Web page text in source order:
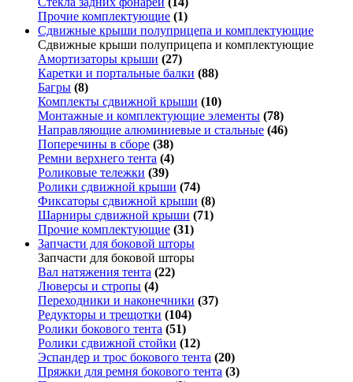
Прочие комплектующие (1)
Сдвижные крыши полуприцепа и комплектующие
Сдвижные крыши полуприцепа и комплектующие
Амортизаторы крыши (27)
Каретки и портальные балки (88)
Багры (8)
Комплекты сдвижной крыши (10)
Монтажные и комплектующие элементы (78)
Направляющие алюминиевые и стальные (46)
Поперечины в сборе (38)
Ремни верхнего тента (4)
Роликовые тележки (39)
Ролики сдвижной крыши (74)
Фиксаторы сдвижной крыши (8)
Шарниры сдвижной крыши (71)
Прочие комплектующие (31)
Запчасти для боковой шторы
Запчасти для боковой шторы
Вал натяжения тента (22)
Люверсы и стропы (4)
Переходники и наконечники (37)
Редукторы и трещотки (104)
Ролики бокового тента (51)
Ролики сдвижной стойки (12)
Эспандер и трос бокового тента (20)
Пряжки для ремня бокового тента (3)